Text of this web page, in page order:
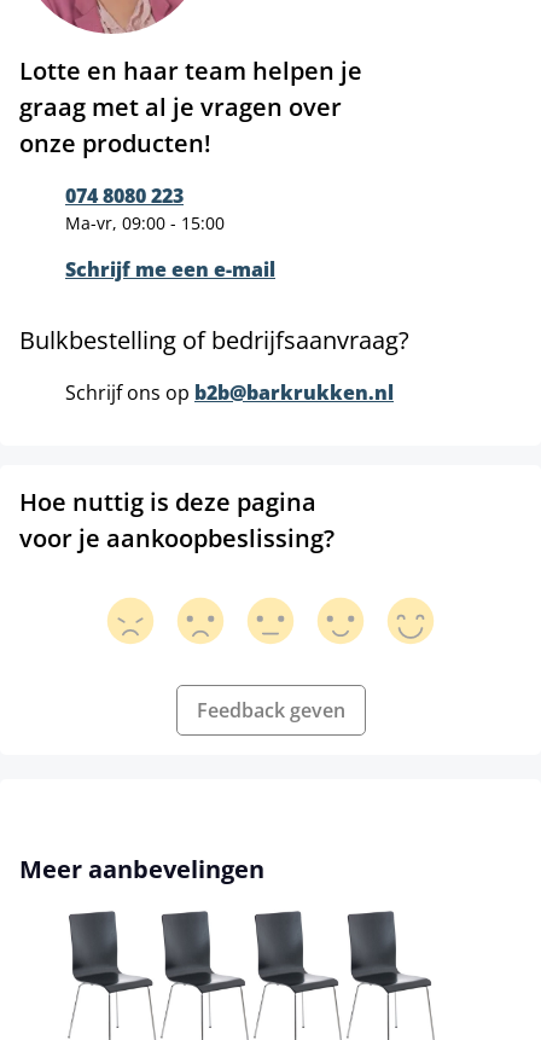
Lotte en haar team helpen je
graag met al je vragen over
onze producten!
074 8080 223
Ma-vr, 09:00 - 15:00
Schrijf me een e-mail
Bulkbestelling of bedrijfsaanvraag?
Schrijf ons op b2b@barkrukken.nl
Hoe nuttig is deze pagina
voor je aankoopbeslissing?
Feedback geven
Productgalerij overslaan
Meer aanbevelingen